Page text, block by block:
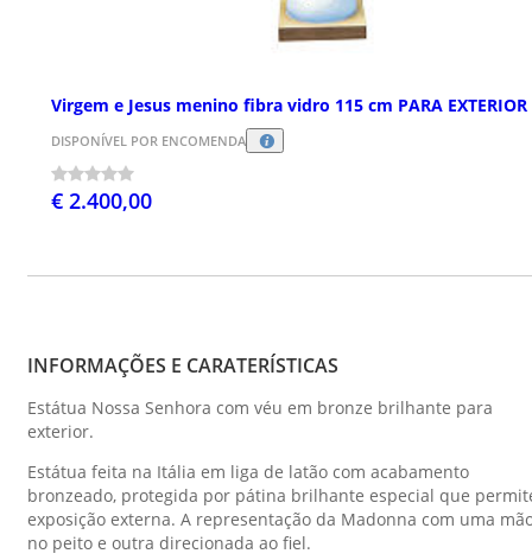
Virgem e Jesus menino fibra vidro 115 cm PARA EXTERIOR
DISPONÍVEL POR ENCOMENDA
€ 2.400,00
INFORMAÇÕES E CARATERÍSTICAS
Estátua Nossa Senhora com véu em bronze brilhante para
exterior.
Estátua feita na Itália em liga de latão com acabamento
bronzeado, protegida por pátina brilhante especial que
exposição externa. A representação da Madonna com uma
no peito e outra direcionada ao fiel.